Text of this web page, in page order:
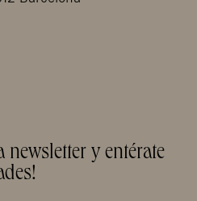
newsletter y entérate